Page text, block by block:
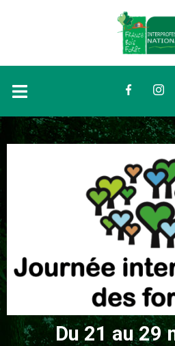
Facebook
Du 21 au 29